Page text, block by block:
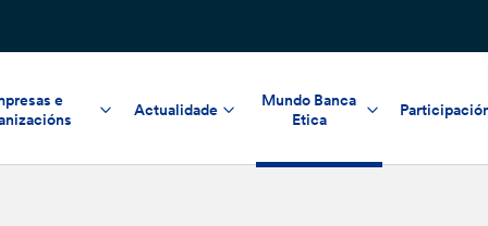
e
Actualidade
Mundo Banca
Etica